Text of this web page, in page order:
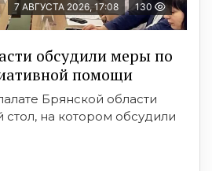
7 АВГУСТА 2026, 17:08 130
обсудили меры по
помощи
Брянской области
стол, на котором обсудили